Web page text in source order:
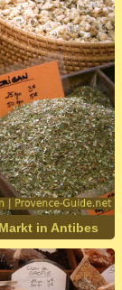
in Antibes